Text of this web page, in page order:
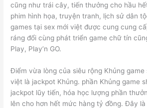
cũng như trái cây, tiến thưởng cho hầu
phim hình họa, truyện tranh, lịch sử dân
games tại sex mới việt được cung cung
ráng đổi cùng phát triển game chữ tín
Play, Play’n GO.
Điểm vừa lòng của siêu rộng Khủng
việt là jackpot Khủng. phần Khủng game
jackpot lũy tiến, hóa học lượng phần
lên cho hơn hết mức hàng tỷ đồng. Đây